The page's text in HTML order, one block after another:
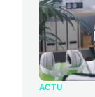
ACTU